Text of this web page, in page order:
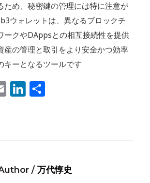
ため、秘密鍵の管理には特に注意が
ウォレットは、異なるブロックチ
ークやDAppsとの相互接続性を提供
産の管理と取引をより安全かつ効率
キーとなるツールです
EmailLinkedIn
/ 万代惇史